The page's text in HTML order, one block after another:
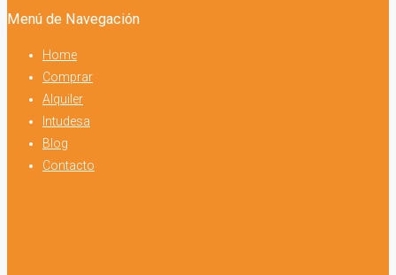
Menú de Navegación
Home
Comprar
Alquiler
Intudesa
Blog
Contacto